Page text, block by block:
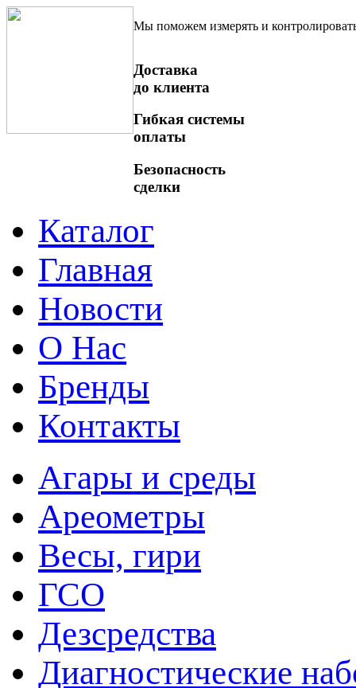
Мы поможем измерять и
Доставка
до клиента
Гибкая системы
оплаты
Безопасность
сделки
Каталог
Главная
Новости
О Нас
Бренды
Контакты
Агары и среды
Ареометры
Весы, гири
ГСО
Дезсредства
Диагностические